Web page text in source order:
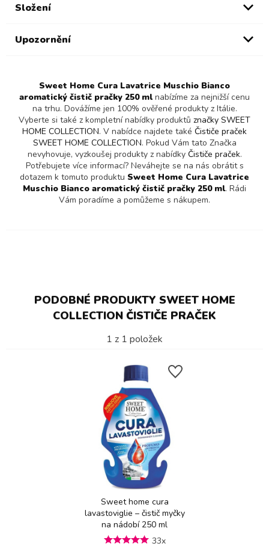
Složení
Upozornění
Sweet Home Cura Lavatrice Muschio Bianco
aromatický čistič pračky 250 ml nabízíme za nejnižší cenu
na trhu. Dovážíme jen 100% ověřené produkty z Itálie.
Vyberte si také z kompletní nabídky produktů značky SWEET
HOME COLLECTION. V nabídce najdete také Čističe praček
SWEET HOME COLLECTION. Pokud Vám tato Značka
nevyhovuje, vyzkoušej produkty z nabídky Čističe praček.
Potřebujete více informací? Neváhejte se na nás obrátit s
dotazem k tomuto produktu Sweet Home Cura Lavatrice
Muschio Bianco aromatický čistič pračky 250 ml. Rádi
Vám poradíme a pomůžeme s nákupem.
PODOBNÉ PRODUKTY SWEET HOME
COLLECTION ČISTIČE PRAČEK
1 z 1 položek
Sweet home cura
lavastoviglie – čistič myčky
na nádobí 250 ml
33x